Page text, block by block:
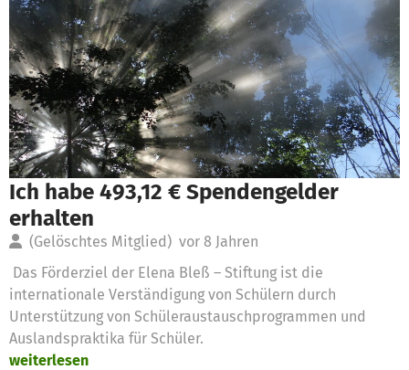
Ich habe 493,12 € Spendengelder
erhalten
(Gelöschtes Mitglied) vor 8 Jahren
Das Förderziel der Elena Bleß – Stiftung ist die
internationale Verständigung von Schülern durch
Unterstützung von Schüleraustauschprogrammen und
Auslandspraktika für Schüler.
weiterlesen